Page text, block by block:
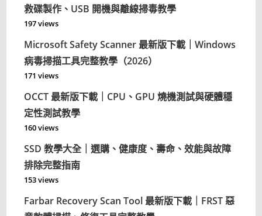
救碟製作、USB 開機與離線掃毒教學
197 views
Microsoft Safety Scanner 最新版下載｜Windows
病毒掃描工具完整教學（2026）
171 views
OCCT 最新版下載｜CPU、GPU 燒機測試與硬體穩
定性測試教學
160 views
SSD 教學大全｜選購、健康度、壽命、效能與故障
排除完整指南
153 views
Farbar Recovery Scan Tool 最新版下載｜FRST 惡